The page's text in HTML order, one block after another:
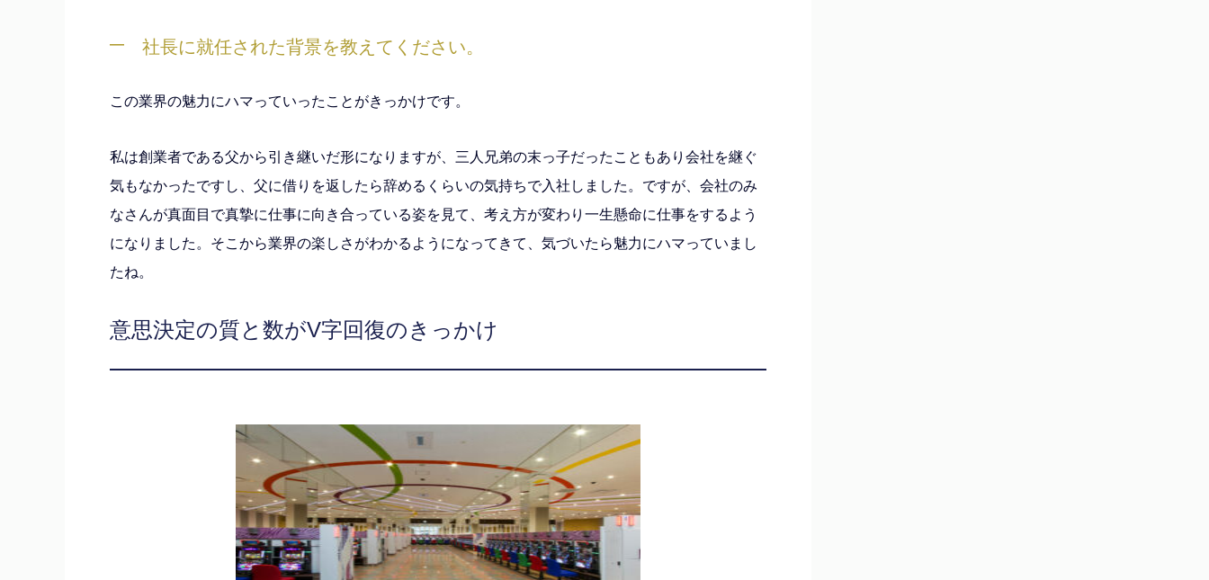
社長に就任された背景を教えてください。
この業界の魅力にハマっていったことがきっかけです。
私は創業者である父から引き継いだ形になりますが、三人兄弟の末っ子だったこともあり会社を継ぐ
気もなかったですし、父に借りを返したら辞めるくらいの気持ちで入社しました。ですが、会社のみ
なさんが真面目で真摯に仕事に向き合っている姿を見て、考え方が変わり一生懸命に仕事をするよう
になりました。そこから業界の楽しさがわかるようになってきて、気づいたら魅力にハマっていまし
たね。
意思決定の質と数がV字回復のきっかけ